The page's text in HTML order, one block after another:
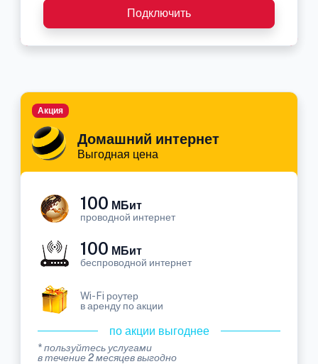
Подключить
Домашний интернет
Выгодная цена
Акция
100 МБит
проводной интернет
100 МБит
беспроводной интернет
Wi-Fi роутер
в аренду по акции
по акции выгоднее
* пользуйтесь услугами
в течение 2 месяцев выгодно